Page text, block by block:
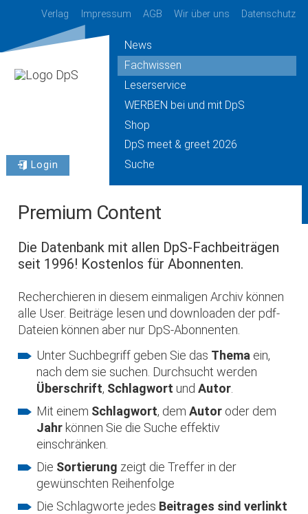
Verlag Impressum AGB Wir über uns Datenschutz
Login
News
Fachwissen
Leserservice
WERBEN bei und mit DpS
Shop
DpS meet & greet 2026
Suche
Premium Content
Die Datenbank mit allen DpS-Fachbeiträgen
seit 1996! Kostenlos für Abonnenten.
Recherchieren in diesem einmaligen Archiv können
alle User. Beiträge lesen und downloaden der pdf-
Dateien können aber nur DpS-Abonnenten.
Unter Suchbegriff geben Sie das Thema ein,
nach dem sie suchen. Durchsucht werden
Überschrift, Schlagwort undAutor
Mit einem Schlagwort, demAutor oder dem
Jahr können Sie die Suche effektiv
einschränken.
Die Sortierung zeigt die Treffer in der
gewünschten Reihenfolge
Die Schlagworte jedes Beitrages sind verlinkt